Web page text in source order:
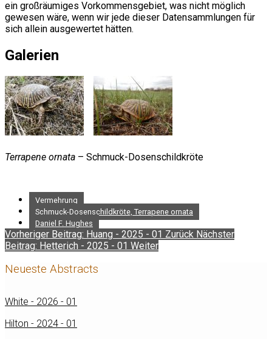
ein großräumiges Vorkommensgebiet, was nicht möglich
gewesen wäre, wenn wir jede dieser Datensammlungen für
sich allein ausgewertet hätten.
Galerien
Terrapene ornata – Schmuck-Dosenschildkröte
Vermehrung
Schmuck-Dosenschildkröte, Terrapene ornata
Daniel F. Hughes
Vorheriger Beitrag: Huang - 2025 - 01 Zurück Nächster
Beitrag: Hetterich - 2025 - 01 Weiter
Neueste Abstracts
White - 2026 - 01
Hilton - 2024 - 01